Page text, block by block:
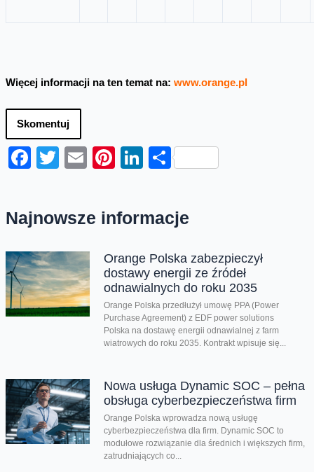
Więcej informacji na ten temat na: www.orange.pl
Skomentuj
Facebook
Twitter
EmailPinterest
LinkedIn
Share
Najnowsze informacje
Orange Polska zabezpieczył
dostawy energii ze źródeł
odnawialnych do roku 2035
Orange Polska przedłużył umowę PPA (Power
Purchase Agreement) z EDF power solutions
Polska na dostawę energii odnawialnej z farm
wiatrowych do roku 2035. Kontrakt wpisuje się...
Nowa usługa Dynamic SOC – pełna
obsługa cyberbezpieczeństwa firm
Orange Polska wprowadza nową usługę
cyberbezpieczeństwa dla firm. Dynamic SOC to
modułowe rozwiązanie dla średnich i większych firm,
zatrudniających co...